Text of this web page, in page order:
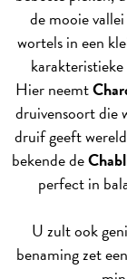
de mooie
wortels in een
karakteristieke
Hier neemt
druivensoort die
druif geeft
bekende de
perfect in
U zult ook
benaming zet